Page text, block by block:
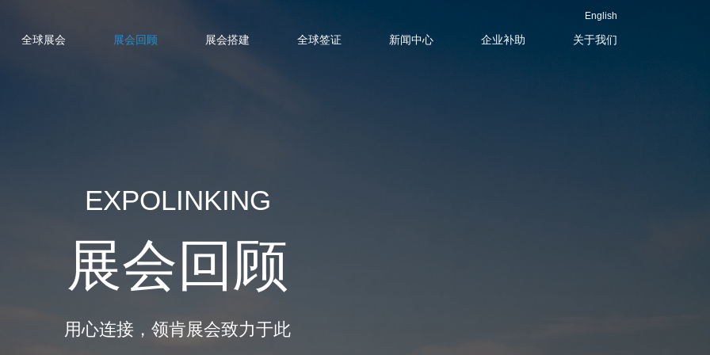
English
全球展会 展会回顾 展会搭建 全球签证 新闻中心 企业补助 关于我们
EXPOLINKING
展会回顾
用心连接，领肯展会致力于此